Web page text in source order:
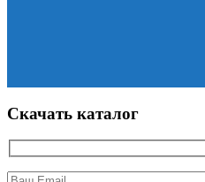
Скачать каталог